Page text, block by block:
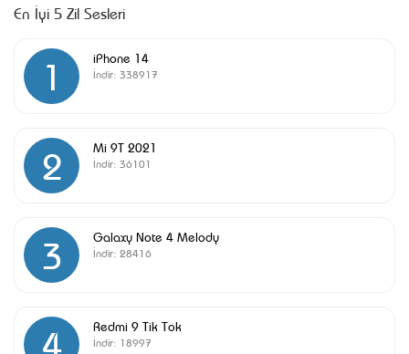
En İyi 5 Zil Sesleri
1 iPhone 14
İndir: 338917
2 Mi 9T 2021
İndir: 36101
3 Galaxy Note 4 Melody
İndir: 28416
4 Redmi 9 Tik Tok
İndir: 18997